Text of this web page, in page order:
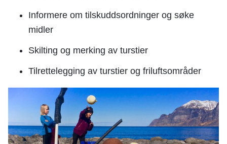
Informere om tilskuddsordninger og søke
midler
Skilting og merking av turstier
Tilrettelegging av turstier og friluftsområder